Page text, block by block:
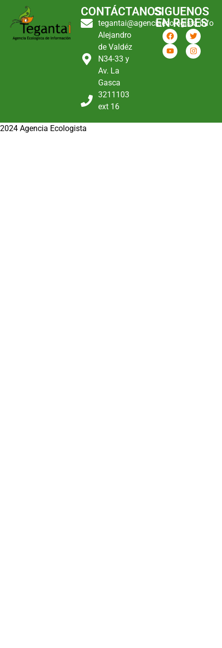
CONTÁCTANOS
tegantai@agenciaecologista.info
Alejandro
de Valdéz
N34-33 y
Av. La
Gasca
3211103
ext 16
SIGUENOS
EN REDES
2024 Agencia Ecologista